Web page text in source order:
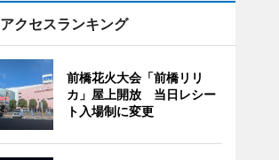
アクセスランキング
前橋花火大会「前橋リリ
カ」屋上開放 当日レシー
ト入場制に変更